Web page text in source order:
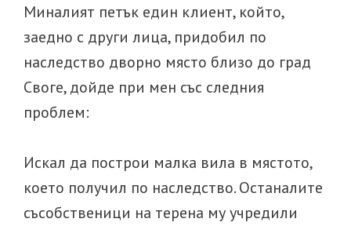
Миналият петък един клиент, който,
заедно с други лица, придобил по
наследство дворно място близо до град
Своге, дойде при мен със следния
проблем:
Искал да построи малка вила в мястото,
което получил по наследство. Останалите
съсобственици на терена му учредили